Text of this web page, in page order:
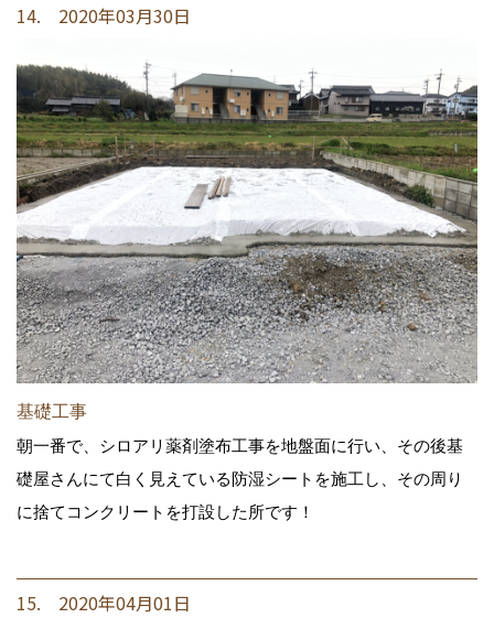
14. 2020年03月30日
基礎工事
朝一番で、シロアリ薬剤塗布工事を地盤面に行い、その後基
礎屋さんにて白く見えている防湿シートを施工し、その周り
に捨てコンクリートを打設した所です！
15. 2020年04月01日